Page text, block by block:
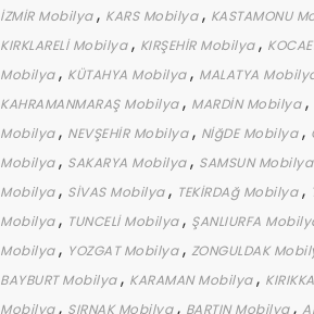
İZMİR Mobilya, KARS Mobilya, KASTAMONU
KIRKLARELİ Mobilya, KIRŞEHİR Mobilya,
Mobilya, KÜTAHYA Mobilya, MALATYA
KAHRAMANMARAŞ Mobilya, MARDİN Mobilya,
Mobilya, NEVŞEHİR Mobilya, NİğDE Mobilya,
Mobilya, SAKARYA Mobilya, SAMSUN Mobilya
Mobilya, SİVAS Mobilya, TEKİRDAğ Mobilya,
Mobilya, TUNCELİ Mobilya, ŞANLIURFA
Mobilya, YOZGAT Mobilya, ZONGULDAK
BAYBURT Mobilya, KARAMAN Mobilya,
Mobilya, ŞIRNAK Mobilya, BARTIN Mobilya,